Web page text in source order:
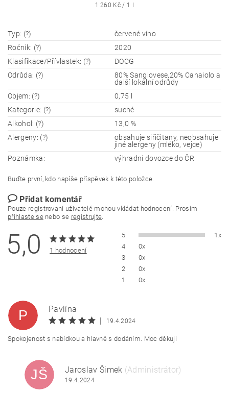
1 260 Kč / 1 l
Typ: (?)
červené víno
Ročník: (?)
2020
Klasifikace/Přívlastek: (?)
DOCG
Odrůda: (?)
80% Sangiovese,20% Canaiolo a
další lokální odrůdy
Objem: (?)
0,75 l
Kategorie: (?)
suché
Alkohol: (?)
13,0 %
Alergeny: (?)
obsahuje siřičitany, neobsahuje
jiné alergeny (mléko, vejce)
Poznámka:
výhradní dovozce do ČR
Buďte první, kdo napíše příspěvek k této položce.
Přidat komentář
Pouze registrovaní uživatelé mohou vkládat hodnocení. Prosím
přihlaste senebo se registrujte
5,0 1 hodnocení
5
1x
4
0x
3
0x
2
0x
1
0x
P
Pavlína
|
19.4.2024
Spokojenost s nabídkou a hlavně s dodáním. Moc děkuji
JŠ Jaroslav Šimek (Administrátor)
19.4.2024